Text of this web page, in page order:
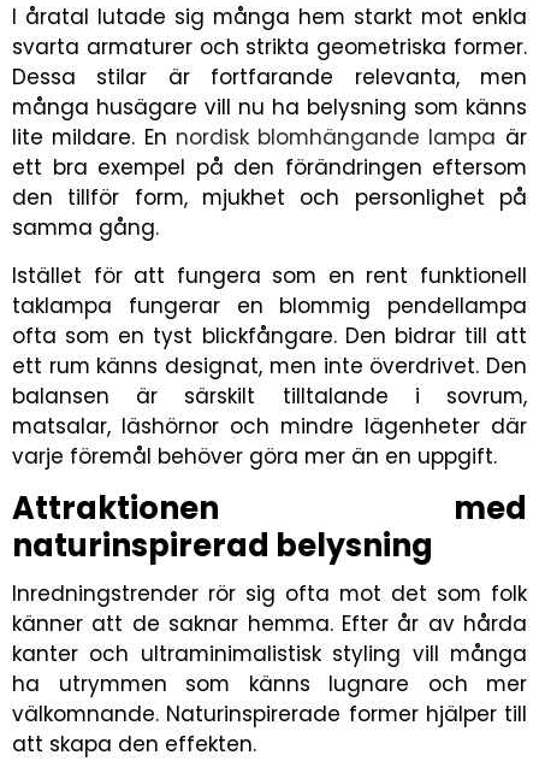
I åratal lutade sig många hem starkt mot enkla
svarta armaturer och strikta geometriska former.
Dessa stilar är fortfarande relevanta, men
många husägare vill nu ha belysning som känns
lite mildare. En nordisk blomhängande lampa är
ett bra exempel på den förändringen eftersom
den tillför form, mjukhet och personlighet på
samma gång.
Istället för att fungera som en rent funktionell
taklampa fungerar en blommig pendellampa
ofta som en tyst blickfångare. Den bidrar till att
ett rum känns designat, men inte överdrivet. Den
balansen är särskilt tilltalande i sovrum,
matsalar, läshörnor och mindre lägenheter där
varje föremål behöver göra mer än en uppgift.
Attraktionen med
naturinspirerad belysning
Inredningstrender rör sig ofta mot det som folk
känner att de saknar hemma. Efter år av hårda
kanter och ultraminimalistisk styling vill många
ha utrymmen som känns lugnare och mer
välkomnande. Naturinspirerade former hjälper till
att skapa den effekten.